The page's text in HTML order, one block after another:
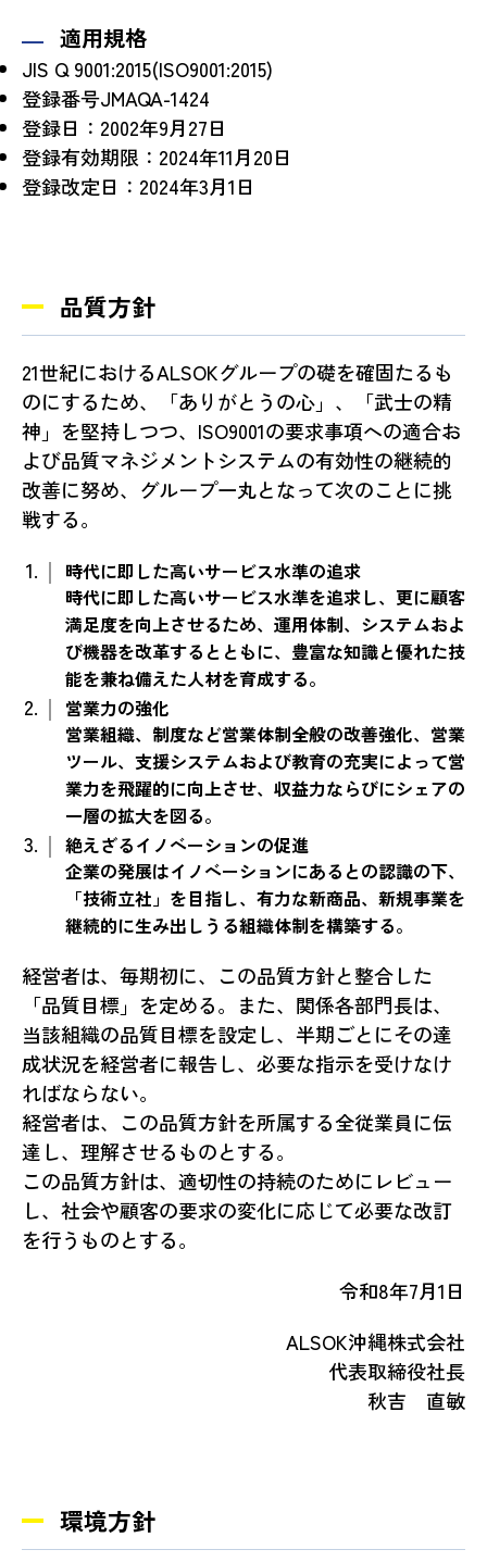
適用規格
JIS Q 9001:2015(ISO9001:2015)
登録番号JMAQA-1424
登録日：2002年9月27日
登録有効期限：2024年11月20日
登録改定日：2024年3月1日
品質方針
21世紀におけるALSOKグループの礎を確固たるも
のにするため、「ありがとうの心」、「武士の精
神」を堅持しつつ、ISO9001の要求事項への適合お
よび品質マネジメントシステムの有効性の継続的
改善に努め、グループ一丸となって次のことに挑
戦する。
時代に即した高いサービス水準の追求
時代に即した高いサービス水準を追求し、更に顧客
満足度を向上させるため、運用体制、システムおよ
び機器を改革するとともに、豊富な知識と優れた技
能を兼ね備えた人材を育成する。
営業力の強化
営業組織、制度など営業体制全般の改善強化、営業
ツール、支援システムおよび教育の充実によって営
業力を飛躍的に向上させ、収益力ならびにシェアの
一層の拡大を図る。
絶えざるイノベーションの促進
企業の発展はイノベーションにあるとの認識の下、
「技術立社」を目指し、有力な新商品、新規事業を
継続的に生み出しうる組織体制を構築する。
経営者は、毎期初に、この品質方針と整合した
「品質目標」を定める。また、関係各部門長は、
当該組織の品質目標を設定し、半期ごとにその達
成状況を経営者に報告し、必要な指示を受けなけ
ればならない。
経営者は、この品質方針を所属する全従業員に伝
達し、理解させるものとする。
この品質方針は、適切性の持続のためにレビュー
し、社会や顧客の要求の変化に応じて必要な改訂
を行うものとする。
令和8年7月1日
ALSOK沖縄株式会社
代表取締役社長
秋吉 直敏
環境方針